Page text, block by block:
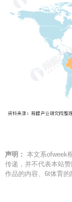
声明： 本文系ofweek
传递，并不代表本站
作品的内容、6t体育的